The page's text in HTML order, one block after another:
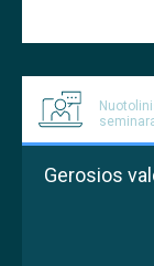
Gerosios